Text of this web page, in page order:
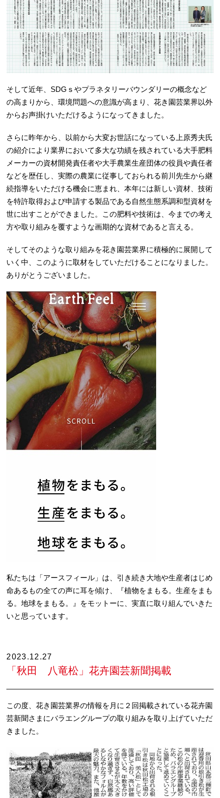
そして近年、SDGｓやプラネタリーバウンダリーの概念など
の高まりから、環境問題への意識が高まり、花き園芸業界以外
からお声掛けいただけるようになってきました。
さらに昨年から、以前から大変お世話になっている上原秀夫氏
の紹介により業界において多大な功績を残されている大手肥料
メーカーの資材開発責任者や大手農業生産団体の役員や責任者
などを歴任し、実際の農業に従事しておられる前川先生から継
続指導をいただける機会に恵まれ、本年には新しい資材、技術
を特許取得および申請する製品である自然生態系調和型資材を
世に出すことができました。この肥料や技術は、今までの考え
方や取り組みを覆すような画期的な資材であると言える。
そしてそのような取り組みを花き園芸業界に積極的に展開して
いく中、このように取材をしていただけることになりました。
ありがとうございました。
私たちは「アースフィール」は、引き続き大地や生産者はじめ
命あるもの全ての声に耳を傾け、『植物をまもる。生産をまも
る。地球をまもる。』をモットーに、実直に取り組んでいきた
いと思っています。
2023.12.27
「秋田 八竜松」花卉園芸新聞掲載
この度、花き園芸業界の情報を月に２回掲載されている花卉園
芸新聞さまにバラエングループの取り組みを取り上げていただ
きました。